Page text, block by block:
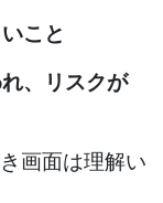
こと
、リスクが
画面は理解い